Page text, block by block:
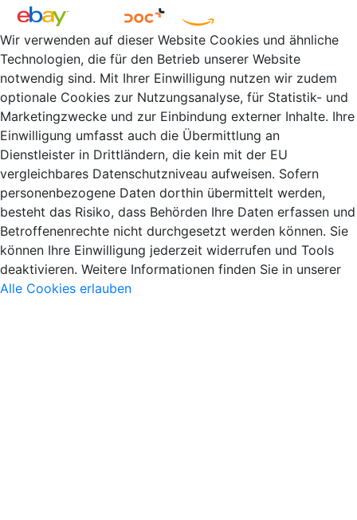
Wir verwenden auf dieser Website Cookies und ähnliche
Technologien, die für den Betrieb unserer Website
notwendig sind. Mit Ihrer Einwilligung nutzen wir zudem
optionale Cookies zur Nutzungsanalyse, für Statistik- und
Marketingzwecke und zur Einbindung externer Inhalte. Ihre
Einwilligung umfasst auch die Übermittlung an
Dienstleister in Drittländern, die kein mit der EU
vergleichbares Datenschutzniveau aufweisen. Sofern
personenbezogene Daten dorthin übermittelt werden,
besteht das Risiko, dass Behörden Ihre Daten erfassen und
Betroffenenrechte nicht durchgesetzt werden können. Sie
können Ihre Einwilligung jederzeit widerrufen und Tools
deaktivieren. Weitere Informationen finden Sie in unserer
Alle Cookies erlauben